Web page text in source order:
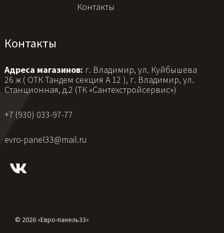
Контакты
Контакты
Адреса магазинов: г. Владимир, ул. Куйбышева
26 ж ( ОТК Тандем секция А 12 ), г. Владимир, ул.
Станционная, д.2 (ТК «Сантехстройсервис»)
+7 (930) 033-97-77
evro-panel33@mail.ru
© 2026 «Евро-панель33»